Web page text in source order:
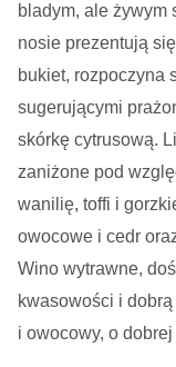
bladym, ale żywym
nosie prezentują
bukiet, rozpoczyna
sugerującymi
skórkę cytrusową.
zaniżone pod
wanilię, toffi i
owocowe i cedr
Wino wytrawne,
kwasowości i
i owocowy, o dobrej